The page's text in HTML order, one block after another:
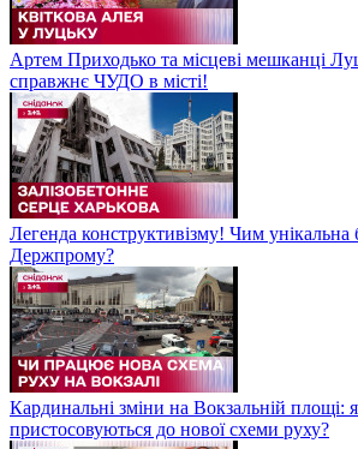
Артем Приходько та місцеві мешканці
справжнє ЧУДО в місті!
Легенда конструктивізму! Чим унікальна
Держпрому?
Кардинальні зміни на Вокзальній площі:
пристосовуються до нової схеми руху?